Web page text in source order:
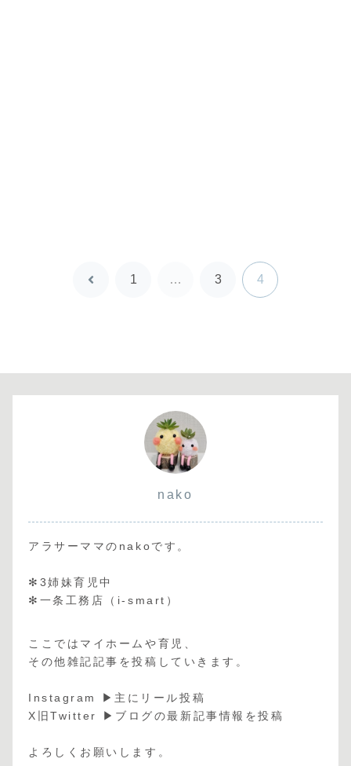
前
1 … 3 4
nako
アラサーママのnakoです。
✻3姉妹育児中
✻一条工務店（i-smart）
ここではマイホームや育児、
その他雑記記事を投稿していきます。
Instagram ▶︎主にリール投稿
X旧Twitter ▶︎ブログの最新記事情報を投稿
よろしくお願いします。